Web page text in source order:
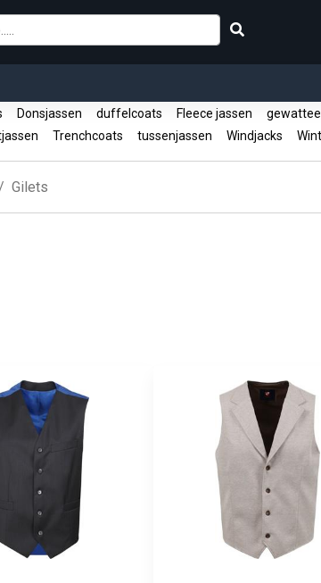
Donsjassen duffelcoats Fleece jassen
Trenchcoats tussenjassen Windjacks
Gilets